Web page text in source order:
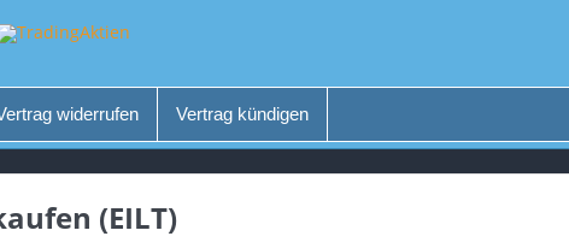
widerrufen Vertrag kündigen
(EILT)